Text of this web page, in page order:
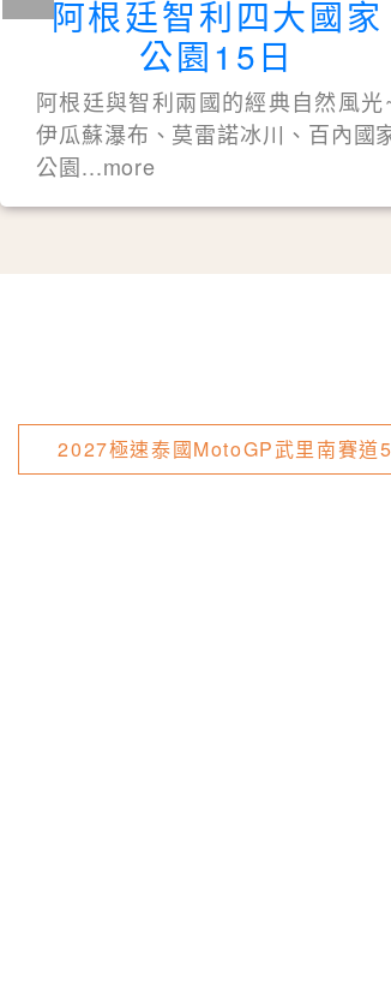
阿根廷智利四大國家
公園15日
阿根廷與智利兩國的經典自然風光
伊瓜蘇瀑布、莫雷諾冰川、百內國
公園...more
2027極速泰國MotoGP武里南賽道